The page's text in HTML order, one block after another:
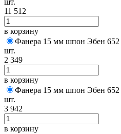
шт.
11 512
в корзину
Фанера 15 мм шпон Эбен 652
шт.
2 349
в корзину
Фанера 15 мм шпон Эбен
шт.
3 942
в корзину